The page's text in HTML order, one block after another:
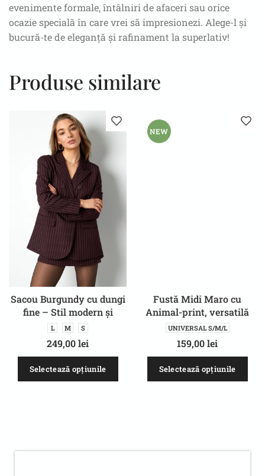
evenimente formale, întâlniri de afaceri sau orice
ocazie specială în care vrei să impresionezi. Alege-l și
bucură-te de eleganță și rafinament la superlativ!
Produse similare
Sacou Burgundy cu dungi
fine – Stil modern și
versatil
L M S
249,00lei
Selectează opțiunile
NEW
Fustă Midi Maro cu
Animal-print, versatilă
pentru Petreceri/ Zi de
Birou
UNIVERSAL S/M/L
159,00lei
Selectează opțiunile